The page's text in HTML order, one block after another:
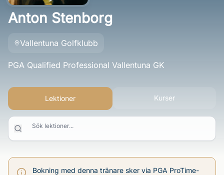
Anton Stenborg
Vallentuna Golfklubb
PGA Qualified Professional Vallentuna GK
Lektioner Kurser
Sök lektioner...
Bokning med denna tränare sker via PGA ProTime-